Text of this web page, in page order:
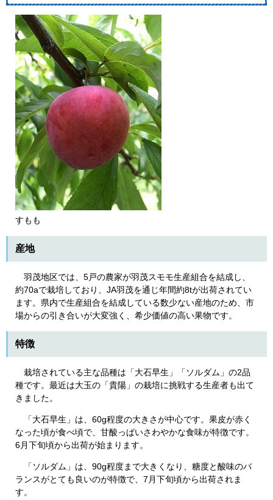
すもも
産地
羽茂地区では、5戸の農家が羽茂スモモ生産組合を結成し、
約70aで栽培しており、JA羽茂を通じ年間約8tが出荷されてい
ます。県内で生産組合を結成している数少ない産地のため、市
場からの引き合いが大変強く、希少価値の高い果物です。
特徴
栽培されている主な品種は「大石早生」「ソルダム」の2品
種です。最近は大玉の「貴陽」の栽培に挑戦する生産者も出て
きました。
「大石早生」は、60g程度の大きさが中心です。果皮が赤く
なった頃が食べ頃で、甘酸っぱいさわやかな食味が特徴です。
6月下旬頃から出荷が始まります。
「ソルダム」は、90g程度まで大きくなり、糖度と酸味のバ
ランスがとても良いのが特徴で、7月下旬頃から出荷されま
す。